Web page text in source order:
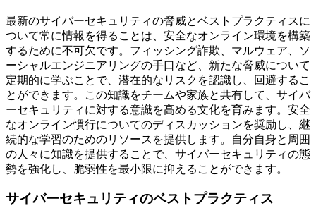
最新のサイバーセキュリティの脅威とベストプラクティスに
ついて常に情報を得ることは、安全なオンライン環境を構築
するために不可欠です。フィッシング詐欺、マルウェア、ソ
ーシャルエンジニアリングの手口など、新たな脅威について
定期的に学ぶことで、潜在的なリスクを認識し、回避するこ
とができます。この知識をチームや家族と共有して、サイバ
ーセキュリティに対する意識を高める文化を育みます。安全
なオンライン慣行についてのディスカッションを奨励し、継
続的な学習のためのリソースを提供します。自分自身と周囲
の人々に知識を提供することで、サイバーセキュリティの態
勢を強化し、脆弱性を最小限に抑えることができます。
サイバーセキュリティのベストプラクティス